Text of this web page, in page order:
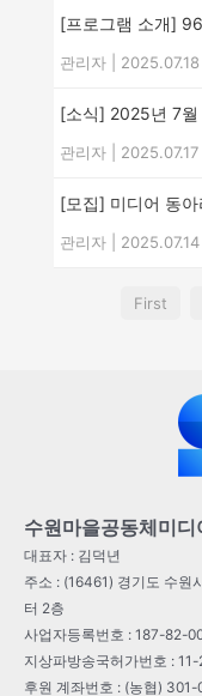
[프로그램 소개]
관리자 2025.07.18
[소식] 2025년 7월
관리자 2025.07.17
[모집] 미디어 동아
관리자 2025.07.14
First
수원마을공동체미
대표자 : 김덕년
주소 : (16461) 경기도 수원
터 2층
사업자등록번호 : 187-82-
지상파방송국허가번호 :
후원 계좌번호 : (농협)